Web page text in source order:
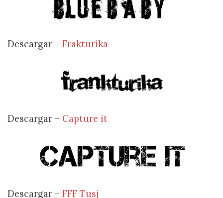
Descargar – Frakturika
Descargar – Capture it
Descargar – FFF Tusj